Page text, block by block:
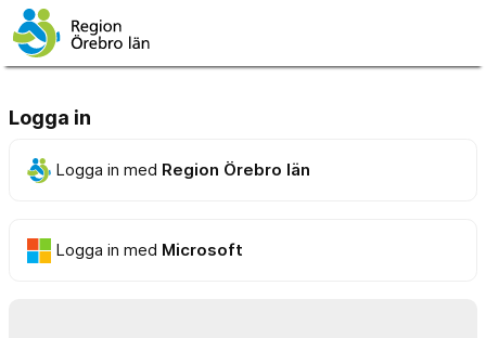
Logga in
Logga in med Region Örebro län
Logga in med Microsoft